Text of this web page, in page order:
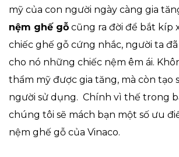
mỹ của con người ngày càng gia
nệm ghế gỗ cũng ra đời để bắt kíp
chiếc ghế gỗ cứng nhắc, người ta
cho nó những chiếc nệm êm ái.
thẩm mỹ được gia tăng, mà còn tạo
người sử dụng. Chính vì thế trong
chúng tôi sẽ mách bạn một số ưu
nệm ghế gỗ của Vinaco.